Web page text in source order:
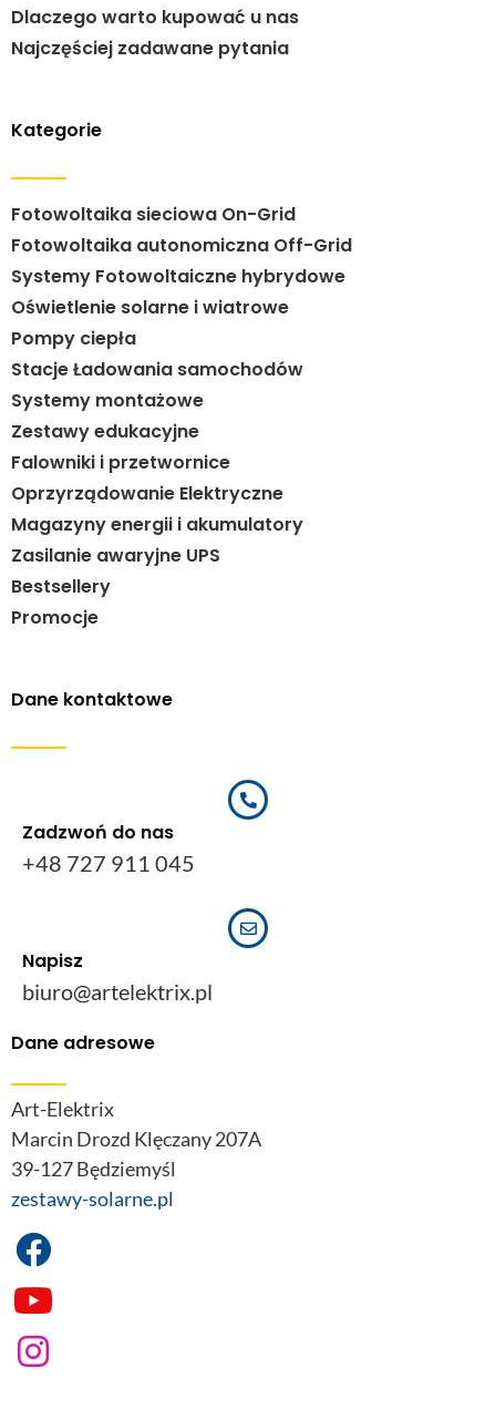
Dlaczego warto kupować u nas
Najczęściej zadawane pytania
Kategorie
Fotowoltaika sieciowa On-Grid
Fotowoltaika autonomiczna Off-Grid
Systemy Fotowoltaiczne hybrydowe
Oświetlenie solarne i wiatrowe
Pompy ciepła
Stacje Ładowania samochodów
Systemy montażowe
Zestawy edukacyjne
Falowniki i przetwornice
Oprzyrządowanie Elektryczne
Magazyny energii i akumulatory
Zasilanie awaryjne UPS
Bestsellery
Promocje
Dane kontaktowe
Zadzwoń do nas
+48 727 911 045
Napisz
biuro@artelektrix.pl
Dane adresowe
Art-Elektrix
Marcin Drozd Klęczany 207A
39-127 Będziemyśl
zestawy-solarne.pl